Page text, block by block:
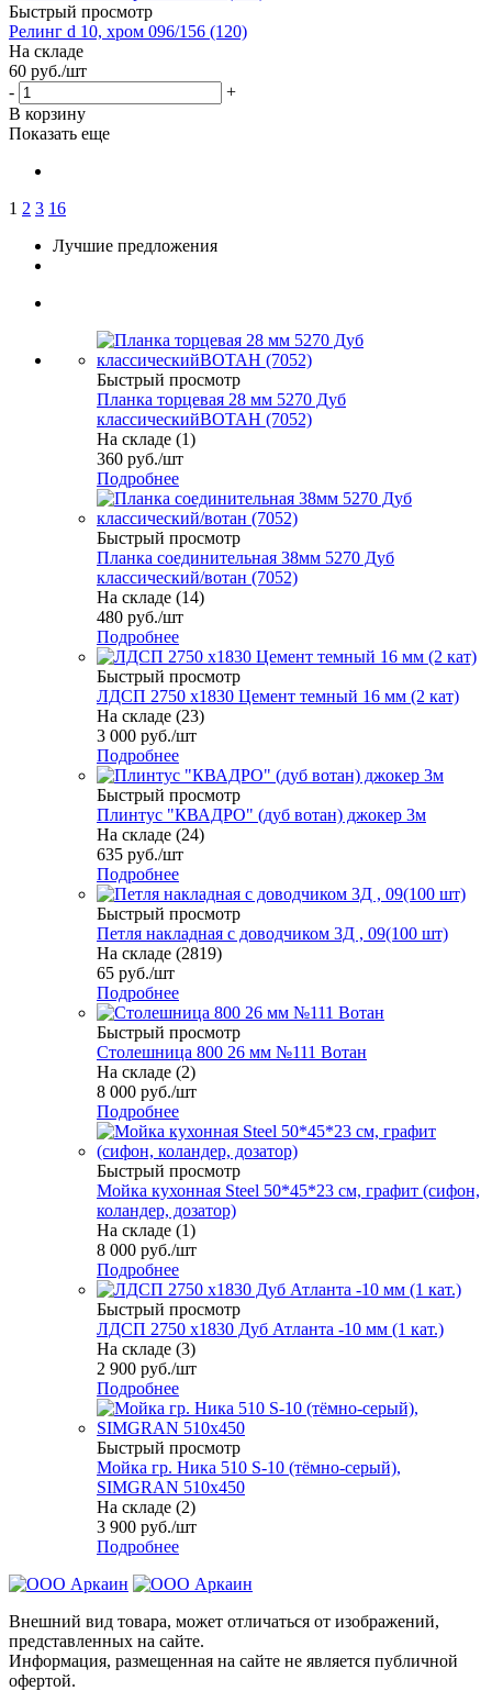
Быстрый просмотр
Релинг d 10, хром 096/156 (120)
На складе
60 руб./шт
-
+
В корзину
Показать еще
1 2 3 16
Лучшие предложения
Быстрый просмотр
Планка торцевая 28 мм 5270 Дуб
классическийВОТАН (7052)
На складе (1)
360 руб./шт
Подробнее
Быстрый просмотр
Планка соединительная 38мм 5270 Дуб
классический/вотан (7052)
На складе (14)
480 руб./шт
Подробнее
Быстрый просмотр
ЛДСП 2750 х1830 Цемент темный 16 мм (2 кат)
На складе (23)
3 000 руб./шт
Подробнее
Быстрый просмотр
Плинтус "КВАДРО" (дуб вотан) джокер 3м
На складе (24)
635 руб./шт
Подробнее
Быстрый просмотр
Петля накладная с доводчиком 3Д , 09(100 шт)
На складе (2819)
65 руб./шт
Подробнее
Быстрый просмотр
Столешница 800 26 мм №111 Вотан
На складе (2)
8 000 руб./шт
Подробнее
Быстрый просмотр
Мойка кухонная Steel 50*45*23 см, графит (сифон,
коландер, дозатор)
На складе (1)
8 000 руб./шт
Подробнее
Быстрый просмотр
ЛДСП 2750 х1830 Дуб Атланта -10 мм (1 кат.)
На складе (3)
2 900 руб./шт
Подробнее
Быстрый просмотр
Мойка гр. Ника 510 S-10 (тёмно-серый),
SIMGRAN 510х450
На складе (2)
3 900 руб./шт
Подробнее
Внешний вид товара, может отличаться от изображений,
представленных на сайте.
Информация, размещенная на сайте не является публичной
офертой.